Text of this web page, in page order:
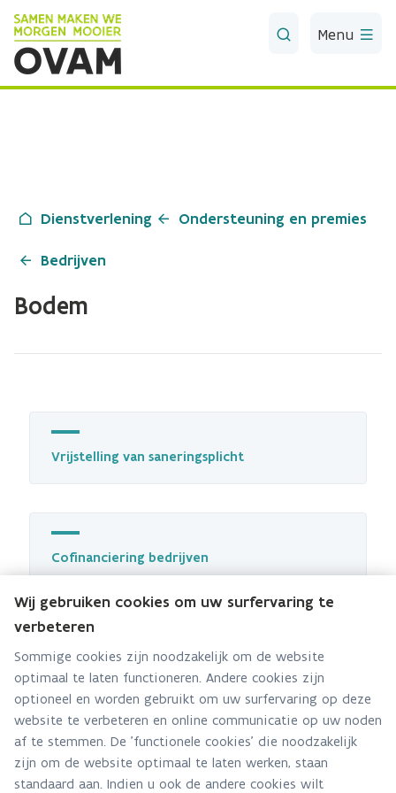
Skip to Main Content
Menu
Dienstverlening Ondersteuning en premies
Bedrijven
Bodem
Vrijstelling van saneringsplicht
Cofinanciering bedrijven
Bodemsaneringsfondsen bedrijven
Overeenkomsten voor bedrijven
Wij gebruiken cookies om uw surfervaring te
verbeteren
Sommige cookies zijn noodzakelijk om de website
optimaal te laten functioneren. Andere cookies zijn
optioneel en worden gebruikt om uw surfervaring op deze
website te verbeteren en online communicatie op uw noden
af te stemmen. De 'functionele cookies' die noodzakelijk
zijn om de website optimaal te laten werken, staan
standaard aan. Indien u ook de andere cookies wilt